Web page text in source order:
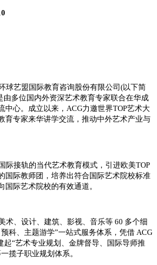
球艺盟国际教育咨询股份有限公司(以下简
由多位国内外资深艺术教育专家联合在华成
中心。成立以来，ACG力邀世界TOP艺术大
育专家来华讲学交流，推动中外艺术产业与
际接轨的当代艺术教育模式，引进欧美TOP
国际教师团，培养出符合国际艺术院校标准
际艺术院校的有效通道。
术、设计、建筑、影视、音乐等 60 多个细
科、主题游学”一站式服务体系，凭借 ACG
起“艺术专业规划、金牌督导、国际导师推
揽子职业规划体系。